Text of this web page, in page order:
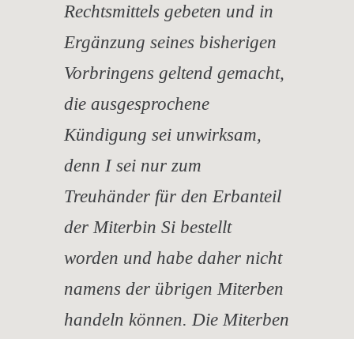
Rechtsmittels gebeten und in
Ergänzung seines bisherigen
Vorbringens geltend gemacht,
die ausgesprochene
Kündigung sei unwirksam,
denn I sei nur zum
Treuhänder für den Erbanteil
der Miterbin Si bestellt
worden und habe daher nicht
namens der übrigen Miterben
handeln können. Die Miterben